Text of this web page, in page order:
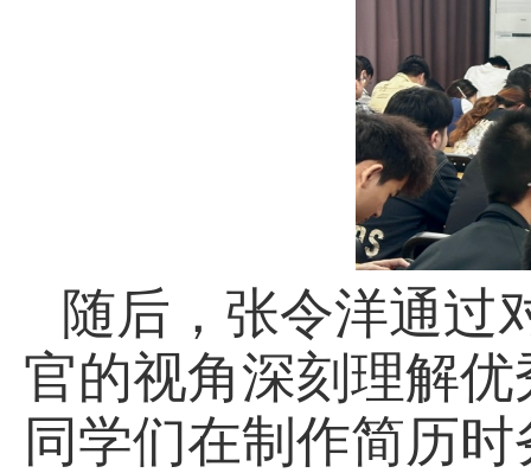
随后，张令洋通过
官的视角深刻理解
同学们在制作简历